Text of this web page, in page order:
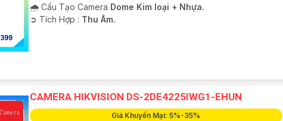
🌧️ Cấu Tạo Camera Dome Kim loại + Nhựa.
️➲ Tích Hợp : Thu Âm.
CAMERA HIKVISION DS-2DE4225IWG1-EHUN
Giá Khuyến Mại: 5%-35%
️